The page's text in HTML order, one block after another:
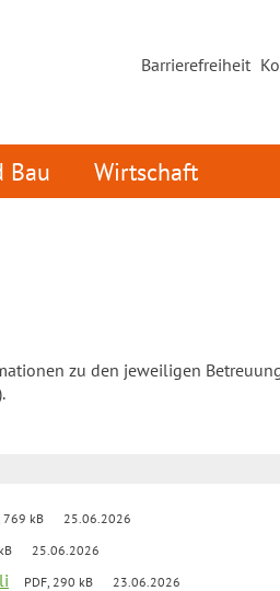
Barrierefreiheit
Bau Wirtschaft
zu den jeweiligen
769 kB 25.06.2026
25.06.2026
PDF, 290 kB 23.06.2026